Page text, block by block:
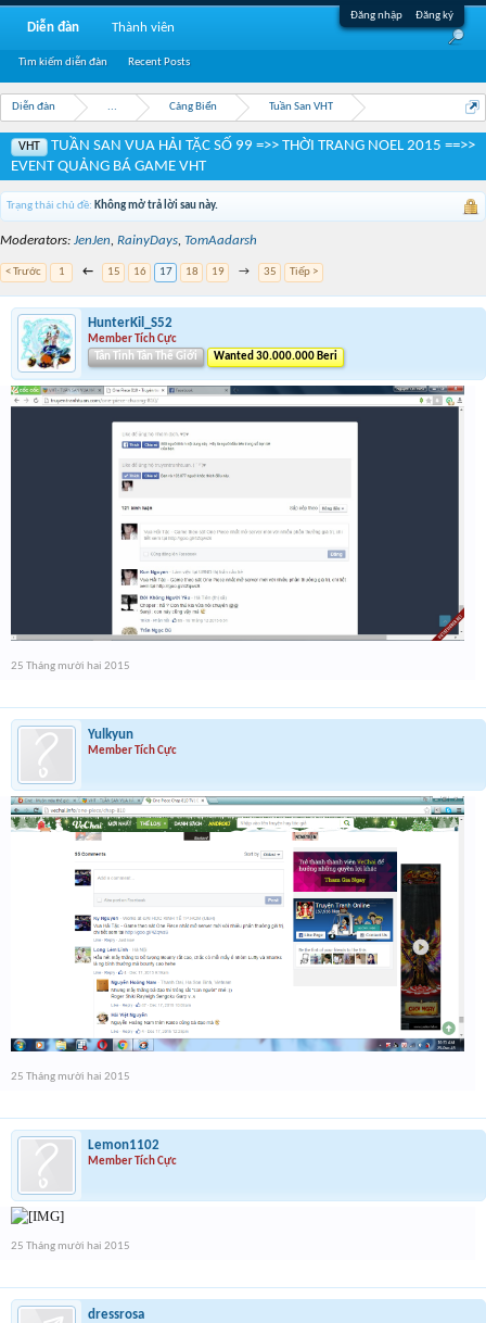
Đăng nhập Đăng ký
Diễn đàn ... Cảng Biển Tuần San VHT
VHT
TUẦN SAN VUA HẢI TẶC SỐ 99 =>> THỜI TRANG NOEL 2015 ==>>
EVENT QUẢNG BÁ GAME VHT
Trạng thái chủ đề: Không mở trả lời sau này.
Moderators: JenJen, RainyDays, TomAadarsh
< Trước 1 ← 15 16 17 18 19 → 35 Tiếp >
HunterKil_S52
Member Tích Cực
Tân Tinh Tân Thế Giới
Wanted 30.000.000 Beri
25 Tháng mười hai 2015
Yulkyun
Member Tích Cực
25 Tháng mười hai 2015
Lemon1102
Member Tích Cực
25 Tháng mười hai 2015
dressrosa
Diễn đàn
Tìm kiếm diễn đàn Recent Posts
Thành viên